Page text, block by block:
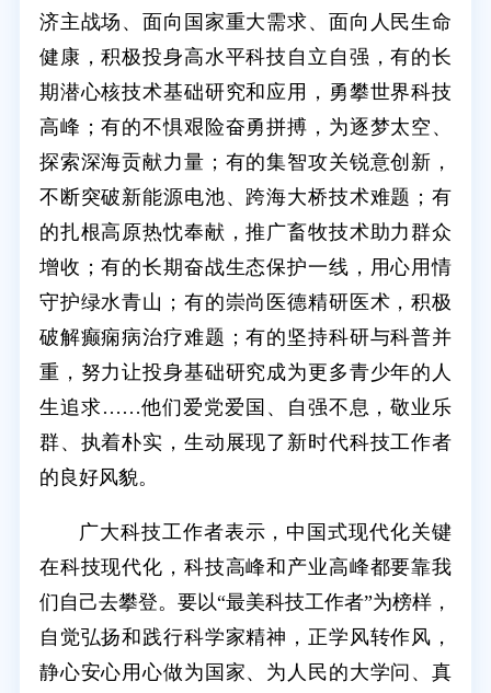
济主战场、面向国家重大需求、面向人民生命
健康，积极投身高水平科技自立自强，有的长
期潜心核技术基础研究和应用，勇攀世界科技
高峰；有的不惧艰险奋勇拼搏，为逐梦太空、
探索深海贡献力量；有的集智攻关锐意创新，
不断突破新能源电池、跨海大桥技术难题；有
的扎根高原热忱奉献，推广畜牧技术助力群众
增收；有的长期奋战生态保护一线，用心用情
守护绿水青山；有的崇尚医德精研医术，积极
破解癫痫病治疗难题；有的坚持科研与科普并
重，努力让投身基础研究成为更多青少年的人
生追求……他们爱党爱国、自强不息，敬业乐
群、执着朴实，生动展现了新时代科技工作者
的良好风貌。
广大科技工作者表示，中国式现代化关键
在科技现代化，科技高峰和产业高峰都要靠我
们自己去攀登。要以“最美科技工作者”为榜样，
自觉弘扬和践行科学家精神，正学风转作风，
静心安心用心做为国家、为人民的大学问、真